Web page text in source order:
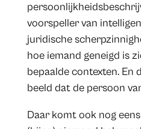
voorspeller van
juridische
hoe iemand geneigd is
bepaalde contexten. En
beeld dat de persoon
Daar komt ook nog